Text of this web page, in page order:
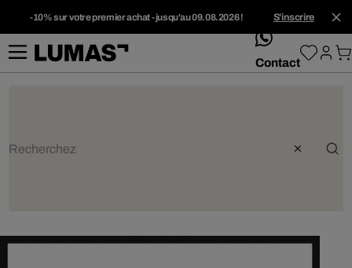
-10% sur votre premier achat - jusqu'au 09.08.2026 ! S'inscrire
whatsApp
Contact